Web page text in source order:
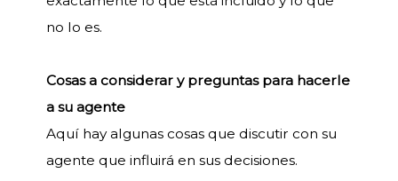
no lo es.
Cosas a considerar y preguntas para hacerle
a su agente
Aquí hay algunas cosas que discutir con su
agente que influirá en sus decisiones.